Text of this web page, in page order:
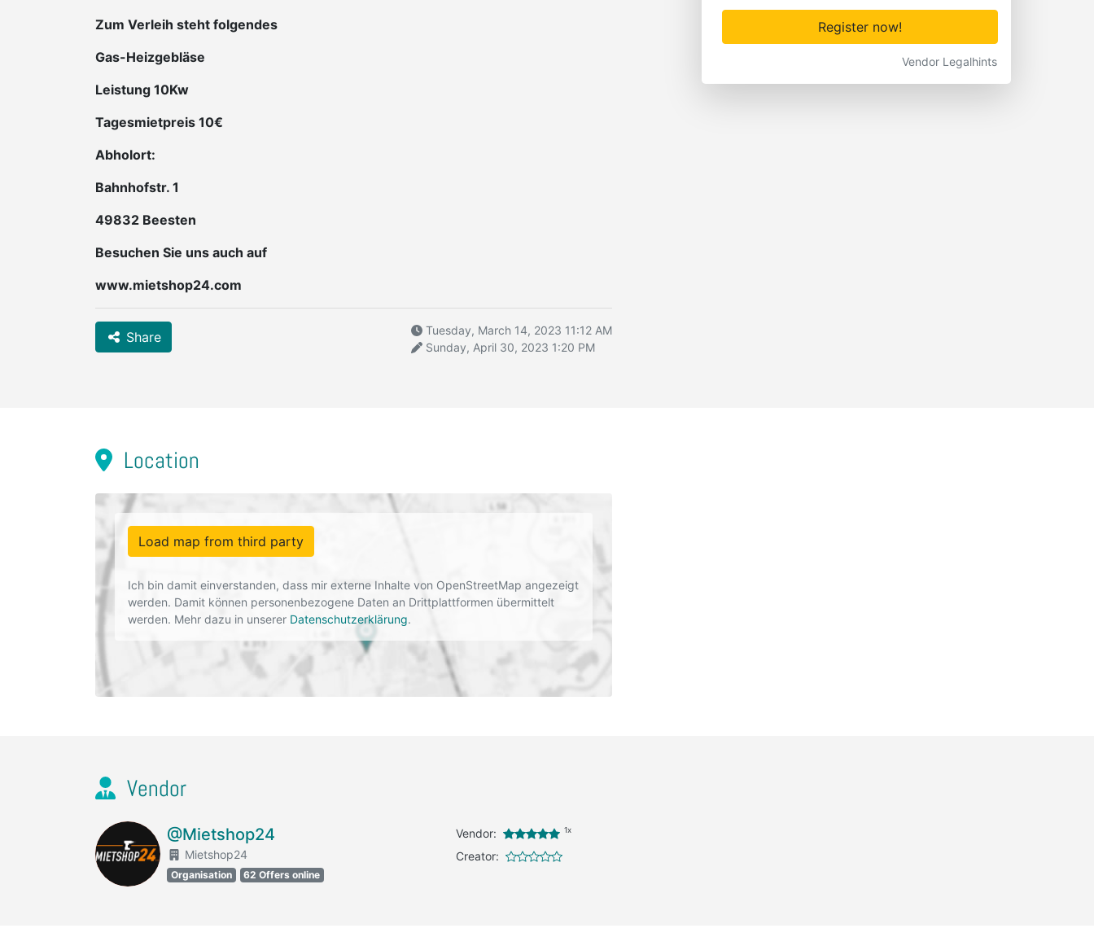
Register now!
Vendor Legalhints
Zum Verleih steht folgendes
Gas-Heizgebläse
Leistung 10Kw
Tagesmietpreis 10€
Abholort:
Bahnhofstr. 1
49832 Beesten
Besuchen Sie uns auch auf
www.mietshop24.com
Share
Tuesday, March 14, 2023 11:12 AM
Sunday, April 30, 2023 1:20 PM
Location
Load map from third party
Ich bin damit einverstanden, dass mir externe Inhalte von OpenStreetMap angezeigt
werden. Damit können personenbezogene Daten an Drittplattformen übermittelt
werden. Mehr dazu in unserer Datenschutzerklärung.
Vendor
@Mietshop24
Mietshop24
Organisation 62 Offers online
Vendor: 1x
Creator: